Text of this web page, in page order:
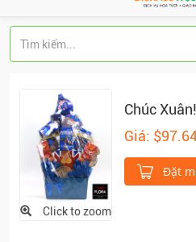
Click to zoom
Chúc Xuân!
Giá:
Đặt